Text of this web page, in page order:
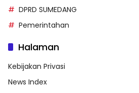
DPRD SUMEDANG
Pemerintahan
Halaman
Kebijakan Privasi
News Index